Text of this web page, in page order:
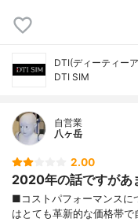
DTI(ディーティー
DTI SIM
自営業
八ヶ岳
2.00
2020年の話ですがあ
■コストパフォーマンスに
はとても革新的な価格帯